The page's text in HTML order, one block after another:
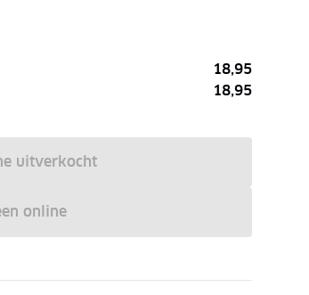
18,95
18,95
uitverkocht
online